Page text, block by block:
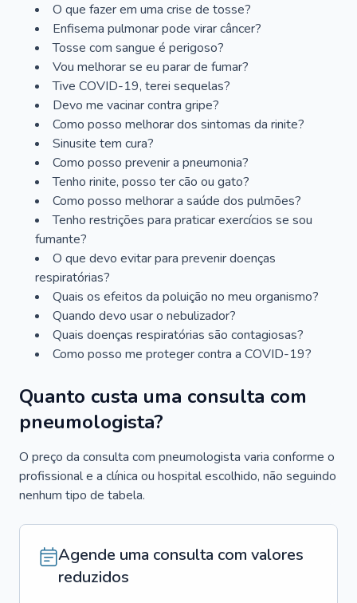
O que fazer em uma crise de tosse?
Enfisema pulmonar pode virar câncer?
Tosse com sangue é perigoso?
Vou melhorar se eu parar de fumar?
Tive COVID-19, terei sequelas?
Devo me vacinar contra gripe?
Como posso melhorar dos sintomas da rinite?
Sinusite tem cura?
Como posso prevenir a pneumonia?
Tenho rinite, posso ter cão ou gato?
Como posso melhorar a saúde dos pulmões?
Tenho restrições para praticar exercícios se sou
fumante?
O que devo evitar para prevenir doenças
respiratórias?
Quais os efeitos da poluição no meu organismo?
Quando devo usar o nebulizador?
Quais doenças respiratórias são contagiosas?
Como posso me proteger contra a COVID-19?
Quanto custa uma consulta com
pneumologista?
O preço da consulta com pneumologista varia conforme o
profissional e a clínica ou hospital escolhido, não seguindo
nenhum tipo de tabela.
Agende uma consulta com valores
reduzidos